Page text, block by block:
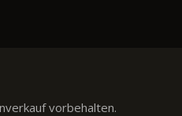
vorbehalten.